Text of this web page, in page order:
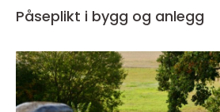
Påseplikt i bygg og anlegg